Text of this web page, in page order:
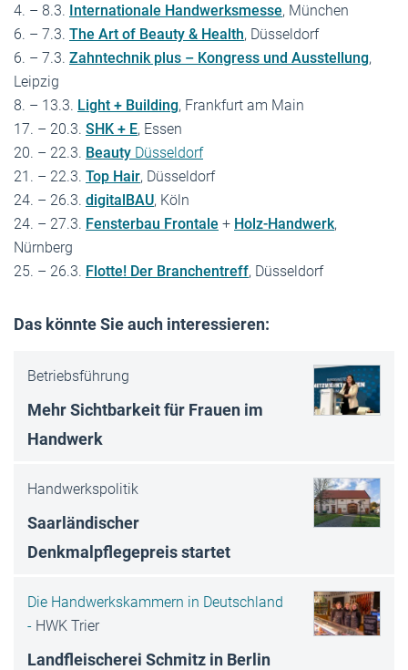
4. – 8.3. Internationale Handwerksmesse, München
6. – 7.3. The Art of Beauty & Health, Düsseldorf
6. – 7.3. Zahntechnik plus – Kongress und Ausstellung,
Leipzig
8. – 13.3. Light + Building, Frankfurt am Main
17. – 20.3. SHK + E, Essen
20. – 22.3. Beauty Düsseldorf
21. – 22.3. Top Hair, Düsseldorf
24. – 26.3. digitalBAU, Köln
24. – 27.3. Fensterbau Frontale + Holz-Handwerk,
Nürnberg
25. – 26.3. Flotte! Der Branchentreff, Düsseldorf
Das könnte Sie auch interessieren:
Betriebsführung
Mehr Sichtbarkeit für Frauen im
Handwerk
Handwerkspolitik
Saarländischer
Denkmalpflegepreis startet
Die Handwerkskammern in Deutschland
- HWK Trier
Landfleischerei Schmitz in Berlin